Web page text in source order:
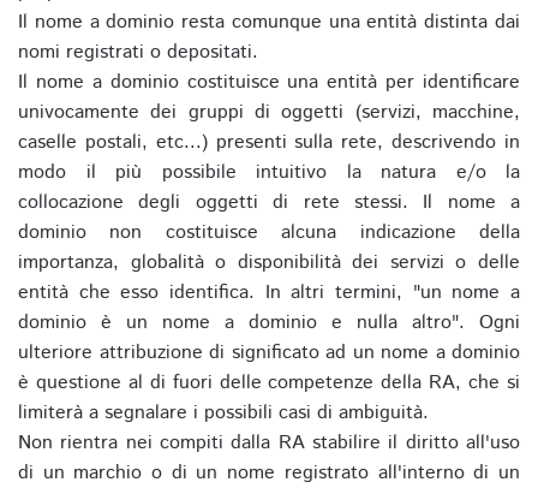
Il nome a dominio resta comunque una entità distinta dai
nomi registrati o depositati.
Il nome a dominio costituisce una entità per identificare
univocamente dei gruppi di oggetti (servizi, macchine,
caselle postali, etc...) presenti sulla rete, descrivendo in
modo il più possibile intuitivo la natura e/o la
collocazione degli oggetti di rete stessi. Il nome a
dominio non costituisce alcuna indicazione della
importanza, globalità o disponibilità dei servizi o delle
entità che esso identifica. In altri termini, "un nome a
dominio è un nome a dominio e nulla altro". Ogni
ulteriore attribuzione di significato ad un nome a dominio
è questione al di fuori delle competenze della RA, che si
limiterà a segnalare i possibili casi di ambiguità.
Non rientra nei compiti dalla RA stabilire il diritto all'uso
di un marchio o di un nome registrato all'interno di un